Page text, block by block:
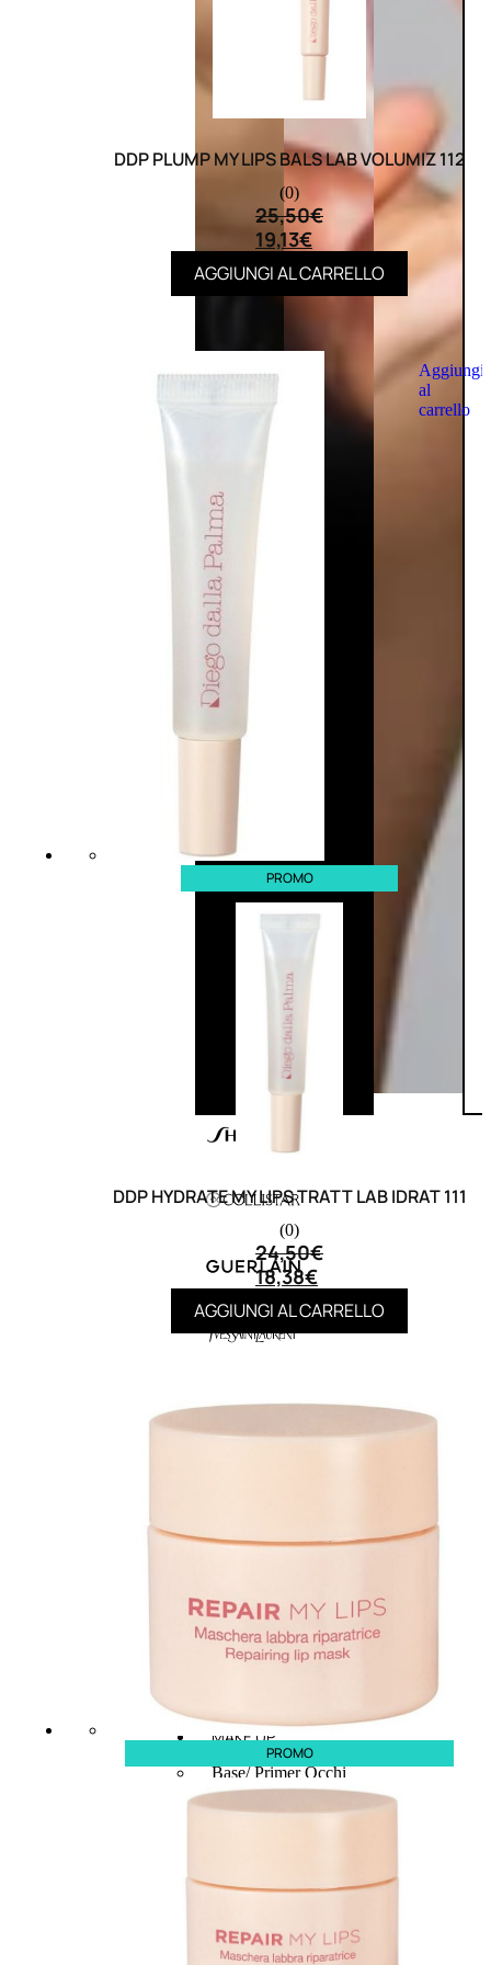
Aggiungi
al
carrello
MAKE UP
Base/ Primer Occhi
Base/ Primer Viso
Palette E Cofanetti Occhi
Cipria
Terre Abbronzanti
Illuminante Viso
DDP PLUMP MY LIPS BALS LAB VOLUMIZ 112
(0)
25,50€
19,13€
AGGIUNGI AL CARRELLO
PROMO
DDP HYDRATE MY LIPS TRATT LAB IDRAT 111
(0)
24,50€
18,38€
AGGIUNGI AL CARRELLO
PROMO